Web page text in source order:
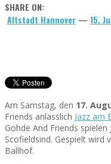
SHARE ON:
Altstadt Hannover — 15.
Am Samstag, den 17.
Friends anlässlich Jazz am
Gohde And Friends
Scofieldsind. Gespielt wird
Ballhof.